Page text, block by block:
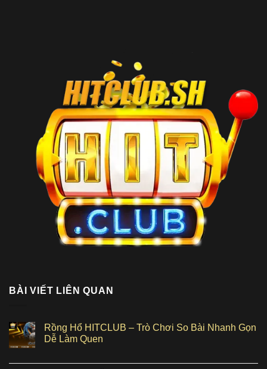
BÀI VIẾT LIÊN QUAN
Rồng Hổ HITCLUB – Trò Chơi So Bài Nhanh Gọn
Dễ Làm Quen